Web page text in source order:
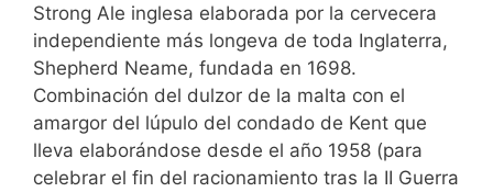
Strong Ale inglesa elaborada por la cervecera
independiente más longeva de toda Inglaterra,
Shepherd Neame, fundada en 1698.
Combinación del dulzor de la malta con el
amargor del lúpulo del condado de Kent que
lleva elaborándose desde el año 1958 (para
celebrar el fin del racionamiento tras la II Guerra